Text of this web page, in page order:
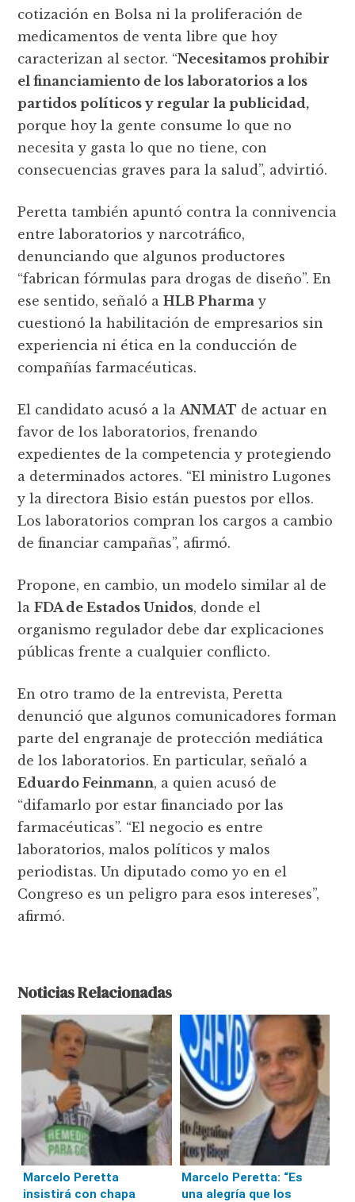
cotización en Bolsa ni la proliferación de
medicamentos de venta libre que hoy
caracterizan al sector. “Necesitamos prohibir
el financiamiento de los laboratorios a los
partidos políticos y regular la publicidad,
porque hoy la gente consume lo que no
necesita y gasta lo que no tiene, con
consecuencias graves para la salud”, advirtió.
Peretta también apuntó contra la connivencia
entre laboratorios y narcotráfico,
denunciando que algunos productores
“fabrican fórmulas para drogas de diseño”. En
ese sentido, señaló aHLB Pharma y
cuestionó la habilitación de empresarios sin
experiencia ni ética en la conducción de
compañías farmacéuticas.
El candidato acusó a laANMAT de actuar en
favor de los laboratorios, frenando
expedientes de la competencia y protegiendo
a determinados actores. “El ministro Lugones
y la directora Bisio están puestos por ellos.
Los laboratorios compran los cargos a cambio
de financiar campañas”, afirmó.
Propone, en cambio, un modelo similar al de
laFDA de Estados Unidos, donde el
organismo regulador debe dar explicaciones
públicas frente a cualquier conflicto.
En otro tramo de la entrevista, Peretta
denunció que algunos comunicadores forman
parte del engranaje de protección mediática
de los laboratorios. En particular, señaló a
Eduardo Feinmann, a quien acusó de
“difamarlo por estar financiado por las
farmacéuticas”. “El negocio es entre
laboratorios, malos políticos y malos
periodistas. Un diputado como yo en el
Congreso es un peligro para esos intereses”,
afirmó.
Noticias Relacionadas
Marcelo Peretta
insistirá con chapa
Marcelo Peretta: “Es
una alegría que los